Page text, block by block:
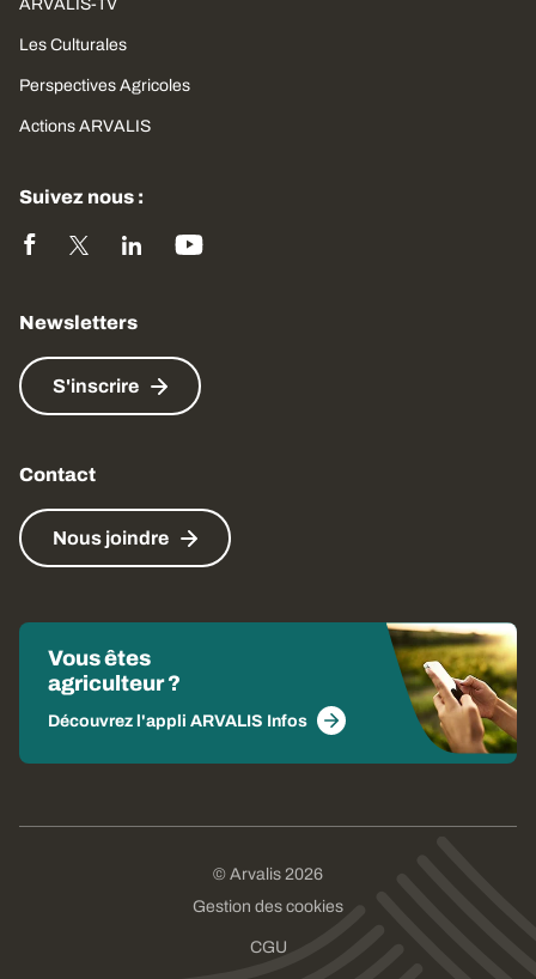
ARVALIS-TV
Les Culturales
Perspectives Agricoles
Actions ARVALIS
Suivez nous :
Newsletters
S'inscrire
Contact
Nous joindre
Vous êtes
agriculteur ?
Découvrez l'appli ARVALIS Infos
© Arvalis 2026
Gestion des cookies
CGU